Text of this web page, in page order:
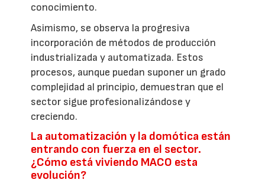
conocimiento.
Asimismo, se observa la progresiva
incorporación de métodos de producción
industrializada y automatizada. Estos
procesos, aunque puedan suponer un grado
complejidad al principio, demuestran que el
sector sigue profesionalizándose y
creciendo.
La automatización y la domótica están
entrando con fuerza en el sector.
¿Cómo está viviendo MACO esta
evolución?